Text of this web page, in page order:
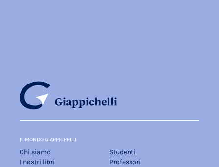
IL MONDO GIAPPICHELLI
Chi siamo
I nostri libri
Studenti
Professori